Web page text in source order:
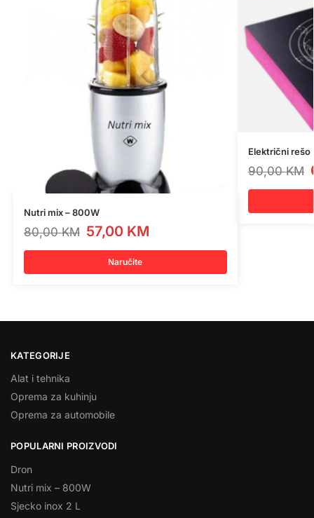
Nutri mix – 800W
80,00KM 57,00 KM
Naručite
Električni rešo
90,00KM
KATEGORIJE
Alat i tehnika
Oprema za kuhinju
Oprema za automobile
POPULARNI PROIZVODI
Dron
Nutri mix – 800W
Sjecko inox 2 L